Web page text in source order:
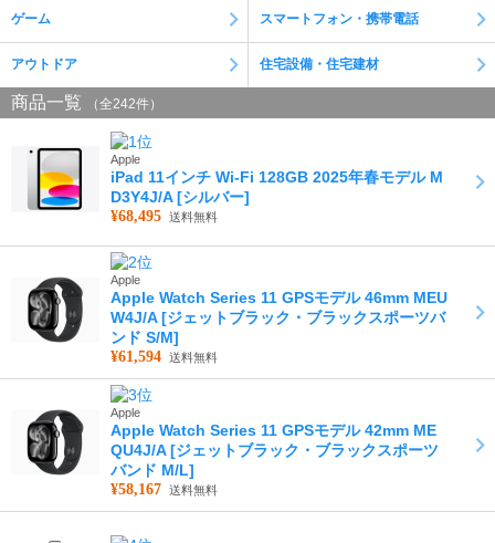
ゲーム スマートフォン・携帯電話
アウトドア 住宅設備・住宅建材
商品一覧 （全242件）
Apple
iPad 11インチ Wi-Fi 128GB 2025年春モデル M
D3Y4J/A [シルバー]
¥68,495 送料無料
Apple
Apple Watch Series 11 GPSモデル 46mm MEU
W4J/A [ジェットブラック・ブラックスポーツバ
ンド S/M]
¥61,594 送料無料
Apple
Apple Watch Series 11 GPSモデル 42mm ME
QU4J/A [ジェットブラック・ブラックスポーツ
バンド M/L]
¥58,167 送料無料